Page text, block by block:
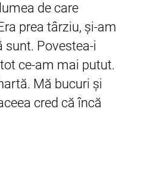
de care
prea târziu, şi-am
sunt. Povestea-i
ce-am mai putut.
Mă bucuri şi
cred că încă